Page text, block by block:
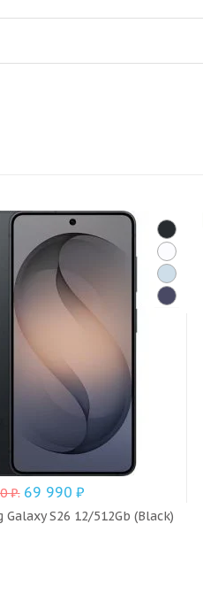
₽. 69 990₽
S26 12/512Gb (Black)